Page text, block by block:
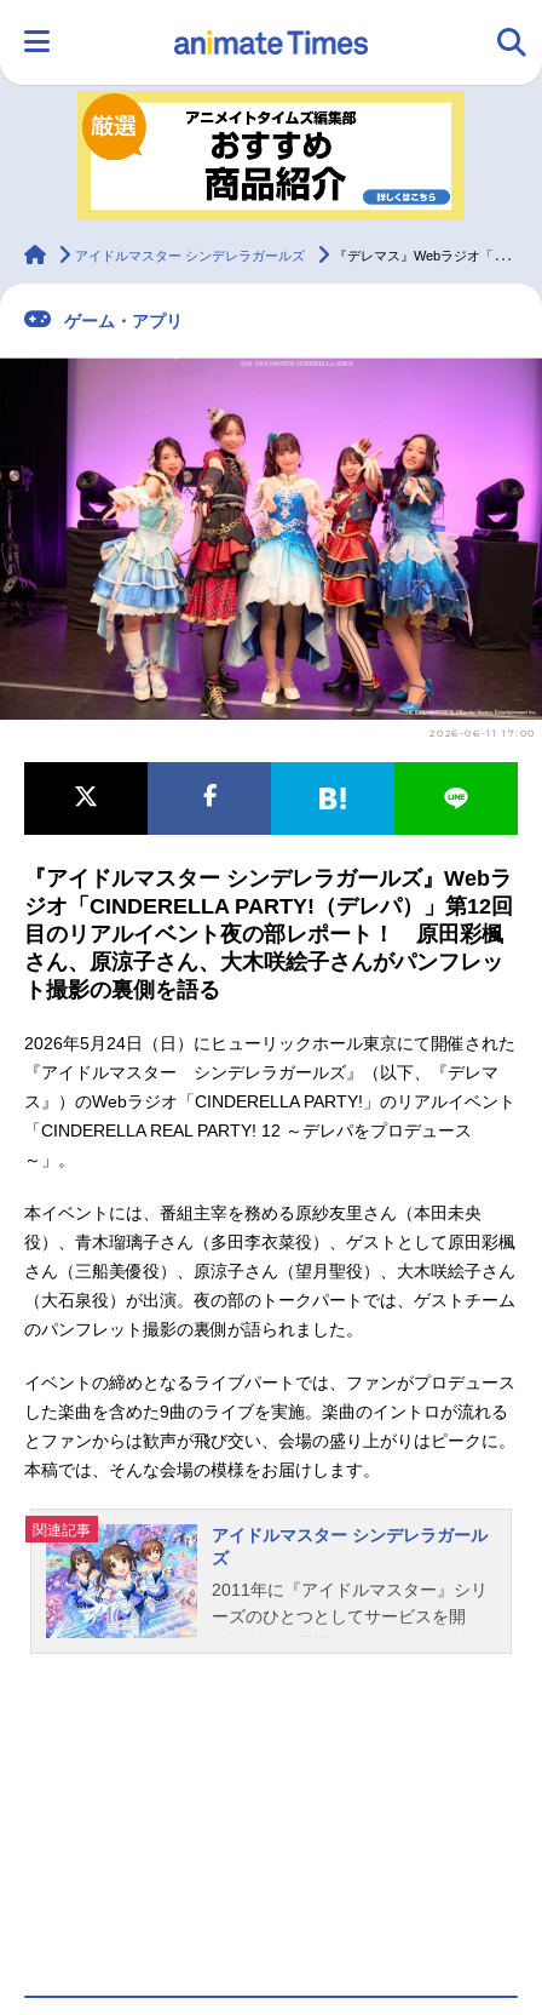
ランキング アニメ
ラジオ グッズ
配信・Vtuber
最新記事一覧
アニメ記事一覧 声優記事一覧
アニメ映画一覧 実写化映画一覧
今期アニメ曜日別一覧
春アニメ 夏アニメ
男性声優/女性声優一覧
animateTimes
アイドルマスター シンデレラガールズ 『デレマス』Webラジオ「デレパ」12回目の公録イベントレポート（夜の部）
ゲーム・アプリ
2026-06-11 17:00
『アイドルマスター シンデレラガールズ』Webラ
ジオ「CINDERELLA PARTY!（デレパ）」第12回
目のリアルイベント夜の部レポート！ 原田彩楓
さん、原涼子さん、大木咲絵子さんがパンフレッ
ト撮影の裏側を語る
2026年5月24日（日）にヒューリックホール東京にて開催された
『アイドルマスター シンデレラガールズ』（以下、『デレマ
ス』）のWebラジオ「CINDERELLA PARTY!」のリアルイベント
「CINDERELLA REAL PARTY! 12 ～デレパをプロデュース
～」。
本イベントには、番組主宰を務める原紗友里さん（本田未央
役）、青木瑠璃子さん（多田李衣菜役）、ゲストとして原田彩楓
さん（三船美優役）、原涼子さん（望月聖役）、大木咲絵子さん
（大石泉役）が出演。夜の部のトークパートでは、ゲストチーム
のパンフレット撮影の裏側が語られました。
イベントの締めとなるライブパートでは、ファンがプロデュース
した楽曲を含めた9曲のライブを実施。楽曲のイントロが流れる
とファンからは歓声が飛び交い、会場の盛り上がりはピークに。
本稿では、そんな会場の模様をお届けします。
関連記事
アイドルマスター シンデレラガール
ズ
2011年に『アイドルマスター』シリ
ーズのひとつとしてサービスを開